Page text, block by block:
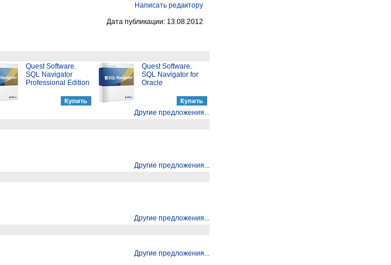
Написать редактору
Дата публикации: 13.08.2012
Quest Software.
SQL Navigator
Professional Edition
Quest Software.
SQL Navigator for
Oracle
Другие предложения...
Другие предложения...
Другие предложения...
Другие предложения...